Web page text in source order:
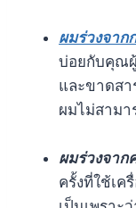
ผมร่วงจา
บ่อยกับคุณ
และขาดสา
ผมไม่สามา
ผมร่วงจาก
ครั้งที่ใช้เค